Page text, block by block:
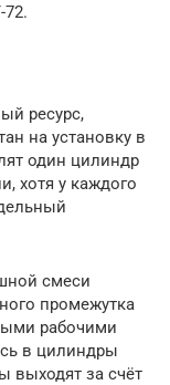
72.
ресурс,
на установку в
один цилиндр
хотя у каждого
смеси
промежутка
рабочими
в цилиндры
выходят за счёт